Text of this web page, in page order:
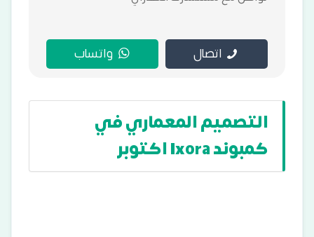
اتصال واتساب
التصميم المعماري في
كمبوند Ixora اكتوبر